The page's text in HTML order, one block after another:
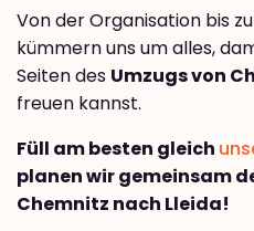
Von der Organisation bis
kümmern uns um alles,
Seiten des Umzugs von
freuen kannst.
Füll am besten gleich
planen wir gemeinsam
Chemnitz nach Lleida!